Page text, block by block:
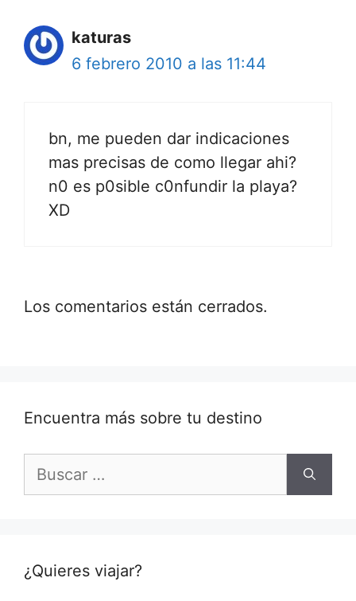
katuras
6 febrero 2010 a las 11:44
bn, me pueden dar indicaciones
mas precisas de como llegar ahi?
n0 es p0sible c0nfundir la playa?
XD
Los comentarios están cerrados.
Encuentra más sobre tu destino
¿Quieres viajar?